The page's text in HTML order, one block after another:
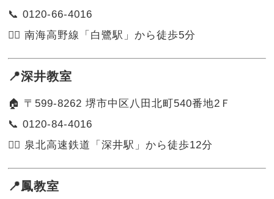
📞 0120-66-4016
🚶‍♀️ 南海高野線「白鷺駅」から徒歩5分
📍深井教室
🏠 〒599-8262 堺市中区八田北町540番地2Ｆ
📞 0120-84-4016
🚶‍♂️ 泉北高速鉄道「深井駅」から徒歩12分
📍鳳教室